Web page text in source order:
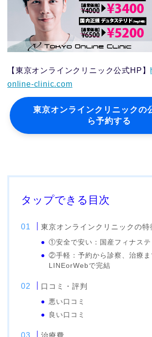
【東京オンラインクリニック公式HP】
online-clinic.com
東京オンラインクリニックの
ら予約する
タップできる目次
東京オンラインクリニックの特
①安全で安い：国産フィナステ
②手軽：予約から診察、治療ま
LINEorWebで完結
口コミ・評判
悪い口コミ
良い口コミ